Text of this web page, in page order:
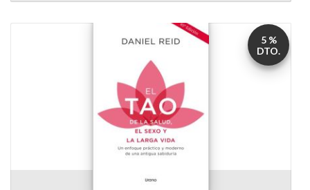
5 %
DTO.